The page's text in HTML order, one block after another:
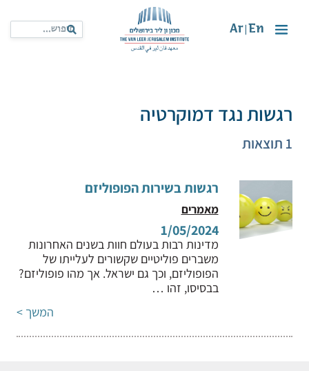
En
Ar
רגשות נגד דמוקרטיה
1 תוצאות
רגשות בשירות הפופוליזם
מאמרים
1/05/2024
מדינות רבות בעולם חוות בשנים האחרונות
משברים פוליטיים שקשורים לעלייתו של
הפופוליזם, וכך גם ישראל. אך מהו פופוליזם?
בבסיסו, זהו …
המשך >